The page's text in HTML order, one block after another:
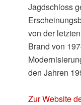
Jagdschloss
von der
Brand von
den Jahren
Zur Website